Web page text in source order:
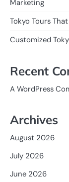
Marketing
Tokyo Tours
Customized
Recent
A WordPress
Archives
August 2026
July 2026
June 2026